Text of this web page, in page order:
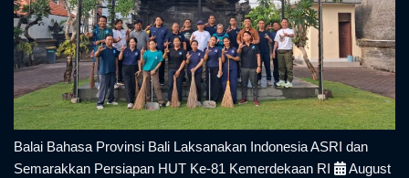
Balai Bahasa Provinsi Bali Laksanakan Indonesia ASRI dan
Semarakkan Persiapan HUT Ke-81 Kemerdekaan RI
August